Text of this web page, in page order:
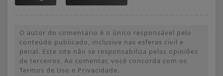
O autor do comentário é o único responsável pelo
conteúdo publicado, inclusive nas esferas civil e
penal. Este site não se responsabiliza pelas opiniões
de terceiros. Ao comentar, você concorda com os
Termos de Uso e Privacidade.